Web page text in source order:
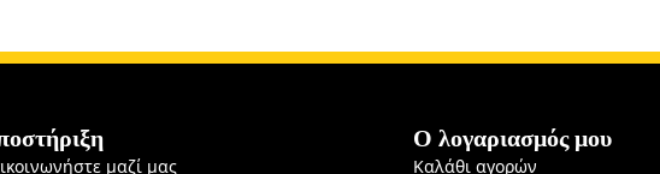
μαζί μας
Ο λογαριασμός μου
Καλάθι αγορών